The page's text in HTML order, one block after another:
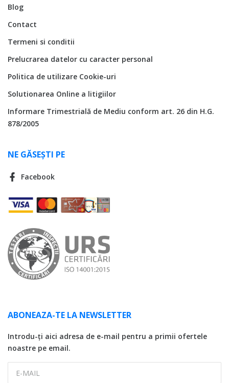
Blog
Contact
Termeni si conditii
Prelucrarea datelor cu caracter personal
Politica de utilizare Cookie-uri
Solutionarea Online a litigiilor
Informare Trimestrială de Mediu conform art. 26 din H.G.
878/2005
NE GĂSEȘTI PE
Facebook
ABONEAZA-TE LA NEWSLETTER
Introdu-ți aici adresa de e-mail pentru a primii ofertele
noastre pe email.